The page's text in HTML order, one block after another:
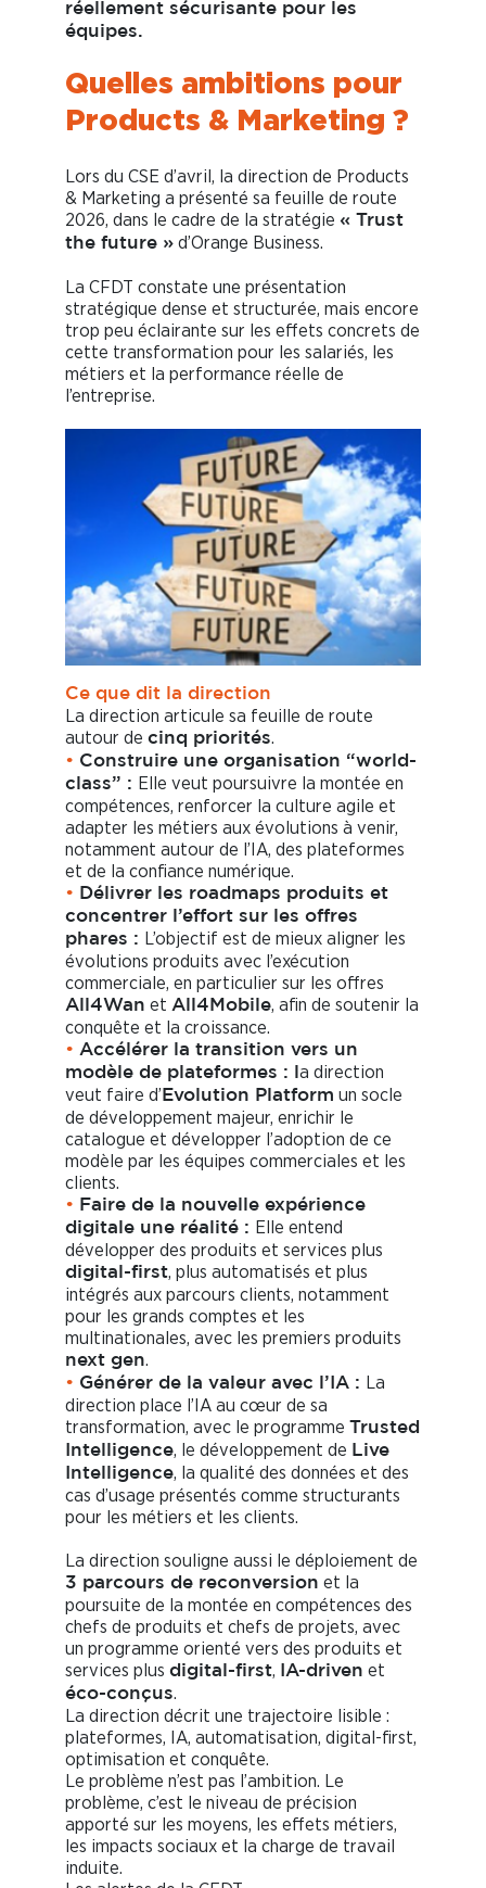
réellement sécurisante pour les
équipes.
Quelles ambitions pour
Products & Marketing ?
Lors du CSE d’avril, la direction de Products
& Marketing a présenté sa feuille de route
2026, dans le cadre de la stratégie « Trust
the future » d’Orange Business.
La CFDT constate une présentation
stratégique dense et structurée, mais encore
trop peu éclairante sur les effets concrets de
cette transformation pour les salariés, les
métiers et la performance réelle de
l’entreprise.
Ce que dit la direction
La direction articule sa feuille de route
autour de cinq priorités.
• Construire une organisation “world-
class” : Elle veut poursuivre la montée en
compétences, renforcer la culture agile et
adapter les métiers aux évolutions à venir,
notamment autour de l’IA, des plateformes
et de la confiance numérique.
• Délivrer les roadmaps produits et
concentrer l’effort sur les offres
phares : L’objectif est de mieux aligner les
évolutions produits avec l’exécution
commerciale, en particulier sur les offres
All4Wan et All4Mobile, afin de soutenir la
conquête et la croissance.
• Accélérer la transition vers un
modèle de plateformes : l a direction
veut faire d’ Evolution Platform un socle
de développement majeur, enrichir le
catalogue et développer l’adoption de ce
modèle par les équipes commerciales et les
clients.
• Faire de la nouvelle expérience
digitale une réalité : Elle entend
développer des produits et services plus
digital-first, plus automatisés et plus
intégrés aux parcours clients, notamment
pour les grands comptes et les
multinationales, avec les premiers produits
next gen.
• Générer de la valeur avec l’IA : La
direction place l’IA au cœur de sa
transformation, avec le programme
Trusted
Intelligence, le développement de Live
Intelligence, la qualité des données et des
cas d’usage présentés comme structurants
pour les métiers et les clients.
La direction souligne aussi le déploiement de
3 parcours de reconversion et la
poursuite de la montée en compétences des
chefs de produits et chefs de projets, avec
un programme orienté vers des produits et
services plus digital-first, IA-driven et
éco-conçus.
La direction décrit une trajectoire lisible :
plateformes, IA, automatisation, digital-first,
optimisation et conquête.
Le problème n’est pas l’ambition. Le
problème, c’est le niveau de précision
apporté sur les moyens, les effets métiers,
les impacts sociaux et la charge de travail
induite.